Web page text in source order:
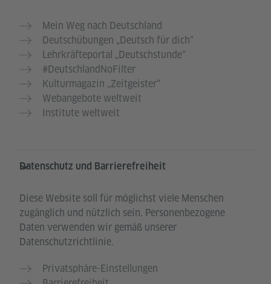
Mein Weg nach Deutschland
Deutschübungen „Deutsch für dich“
Lehrkräfteportal „Deutschstunde“
#DeutschlandNoFilter
Kulturmagazin „Zeitgeister“
Webangebote weltweit
Institute weltweit
Datenschutz und Barrierefreiheit
Diese Website soll für möglichst viele Menschen
zugänglich und nützlich sein. Personenbezogene
Daten verwenden wir gemäß unserer
Datenschutzrichtlinie.
Privatsphäre-Einstellungen